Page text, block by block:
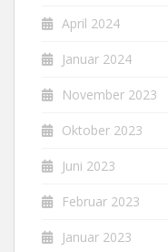
April 2024
Januar 2024
November 2023
Oktober 2023
Juni 2023
Februar 2023
Januar 2023